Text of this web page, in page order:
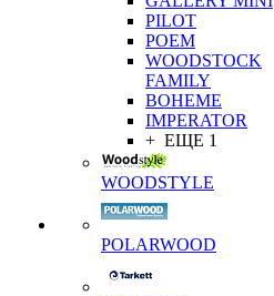
PILOT
POEM
WOODSTOCK
FAMILY
BOHEME
IMPERATOR
+ ЕЩЕ 1
WOODSTYLE
POLARWOOD